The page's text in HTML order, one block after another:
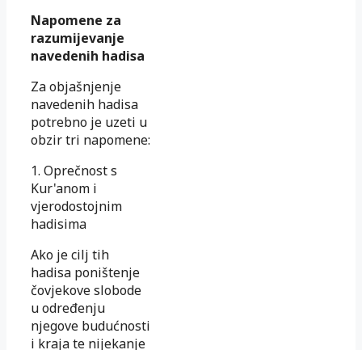
Napomene za
razumijevanje
navedenih hadisa
Za objašnjenje
navedenih hadisa
potrebno je uzeti u
obzir tri napomene:
1. Oprečnost s
Kur'anom i
vjerodostojnim
hadisima
Ako je cilj tih
hadisa poništenje
čovjekove slobode
u određenju
njegove budućnosti
i kraja te nijekanje